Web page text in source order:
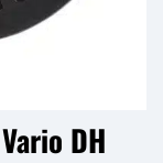
DH